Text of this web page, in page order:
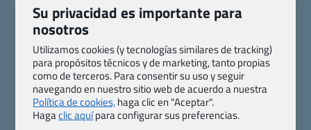
Quienes somos
Contacto
Pasaporte, Visado, Salud y otras disposiciones específicas
Blog de Viajes.com
Registro de agencias
Preguntas frecuentes
Condiciones generales
Política de privacidad y cookies
Transparencia
Todas las páginas – sitemap
Viajes.com
Su privacidad es importante para
nosotros
Utilizamos cookies (y tecnologías similares de tracking)
para propósitos técnicos y de marketing, tanto propias
como de terceros. Para consentir su uso y seguir
navegando en nuestro sitio web de acuerdo a nuestra
Política de cookies,haga clic en "Aceptar".
Hagaclic aquípara configurar sus preferencias.